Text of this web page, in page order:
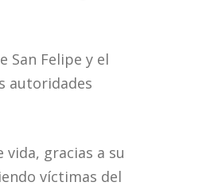
San Felipe y el
autoridades
gracias a su
víctimas del